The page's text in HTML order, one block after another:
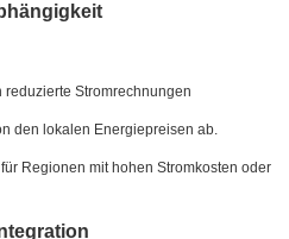
Stromrechnungen
den lokalen Energiepreisen ab.
Regionen mit hohen Stromkosten oder